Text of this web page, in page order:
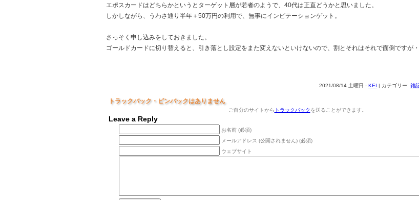
エポスカードはどちらかというとターゲット層が若者のようで、40代は正直どうかと思いました。
しかしながら、うわさ通り半年＋50万円の利用で、無事にインビテーションゲット。
さっそく申し込みをしておきました。
ゴールドカードに切り替えると、引き落とし設定をまた変えないといけないので、割とそれはそれで面倒ですが・
2021/08/14 土曜日 - KEI | カテゴリー: 雑
トラックバック・ピンバックはありません
ご自分のサイトから トラックバックを送ることができます。
Leave a Reply
お名前 (必須)
メールアドレス (公開されません) (必須)
ウェブサイト